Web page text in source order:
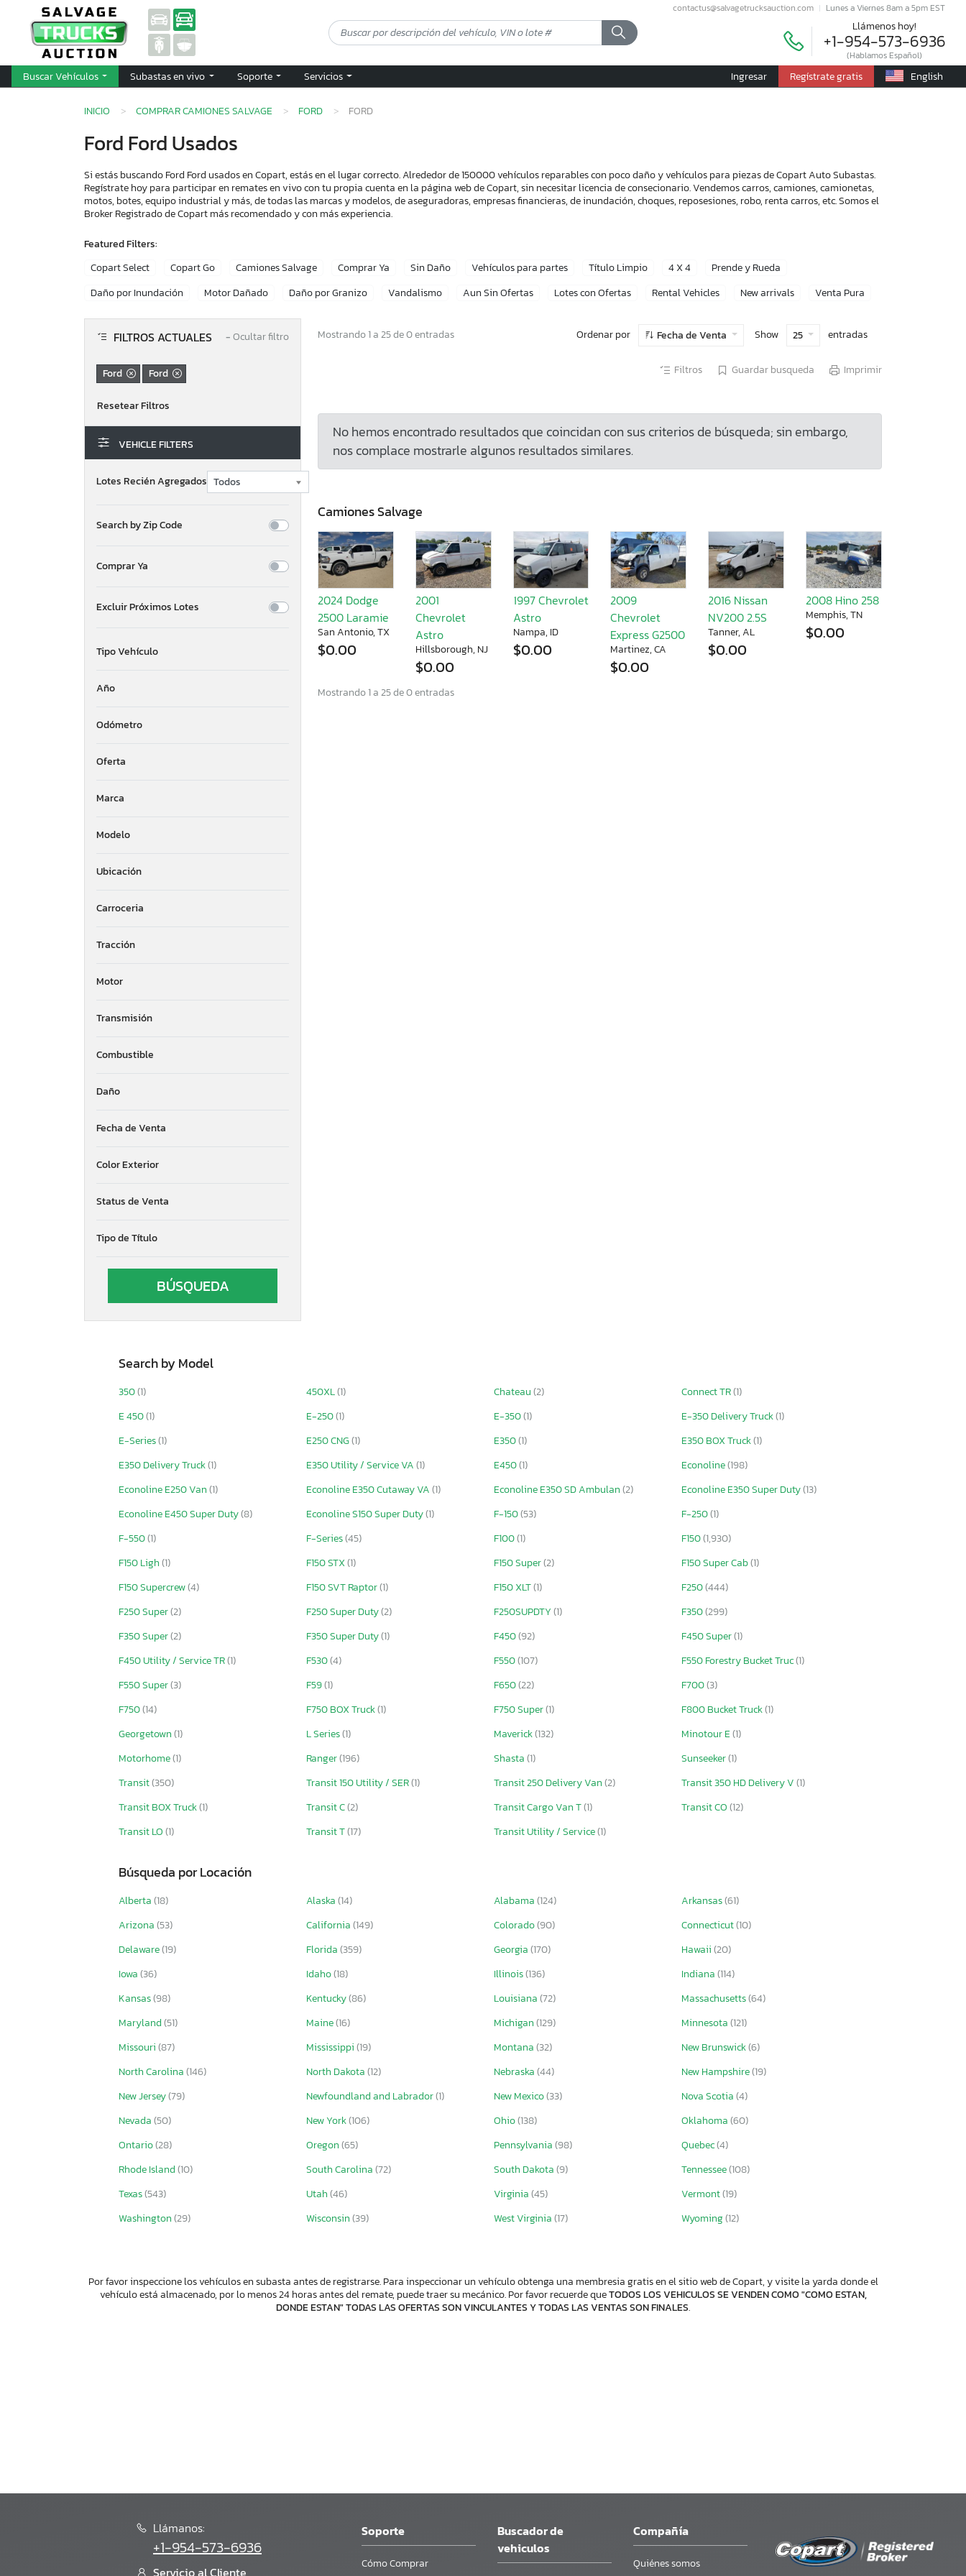
contactus@salvagetrucksauction.com Lunes a Viernes 8am a 5pm EST
Llámenos hoy!
+1-954-573-6936
(Hablamos Español)
Buscar Vehículos Subastas en vivo Soporte Servicios Ingresar Regístrate gratis English
INICIO COMPRAR CAMIONES SALVAGE FORD FORD
Ford Ford Usados
Si estás buscando Ford Ford usados en Copart, estás en el lugar correcto. Alrededor de 150000 vehículos reparables con poco daño y vehículos para piezas de Copart Auto Subastas.
Regístrate hoy para participar en remates en vivo con tu propia cuenta en la página web de Copart, sin necesitar licencia de consecionario. Vendemos carros, camiones, camionetas,
motos, botes, equipo industrial y más, de todas las marcas y modelos, de aseguradoras, empresas financieras, de inundación, choques, reposesiones, robo, renta carros, etc. Somos el
Broker Registrado de Copart más recomendado y con más experiencia.
Featured Filters:
Copart Select
Copart Go Camiones Salvage Comprar Ya Sin Daño Vehículos para partes Título Limpio 4 X 4
Prende y Rueda
Daño por Inundación
Motor Dañado Daño por Granizo Vandalismo Aun Sin Ofertas Lotes con Ofertas Rental Vehicles New arrivals Venta Pura
FILTROS ACTUALES −Ocultar filtro
Ford Ford
VEHICLE FILTERS
Lotes Recién Agregados
Search by Zip Code
Comprar Ya
Excluir Próximos Lotes
Tipo Vehículo
Año
Odómetro
Oferta
Marca
Modelo
Ubicación
Carroceria
Tracción
Motor
Transmisión
Combustible
Daño
Fecha de Venta
Color Exterior
Status de Venta
Tipo de Título
Mostrando 1 a 25 de 0 entradas Ordenar por Fecha de Venta Show 25 entradas
Filtros Guardar busqueda Imprimir
No hemos encontrado resultados que coincidan con sus criterios de búsqueda; sin embargo,
nos complace mostrarle algunos resultados similares.
Camiones Salvage
2024 Dodge
2500 Laramie
San Antonio, TX
$0.00
2001
Chevrolet
Astro
Hillsborough, NJ
$0.00
1997 Chevrolet
Astro
Nampa, ID
$0.00
2009
Chevrolet
Express G2500
Martinez, CA
$0.00
2016 Nissan
NV200 2.5S
Tanner, AL
$0.00
2008 Hino 258
Memphis, TN
$0.00
Mostrando 1 a 25 de 0 entradas
Search by Model
350(1) 450XL(1) Chateau(2) Connect TR(1)
E 450(1) E-250(1) E-350(1) E-350 Delivery Truck(1)
E-Series(1) E250 CNG(1) E350(1) E350 BOX Truck(1)
E350 Delivery Truck(1) E350 Utility / Service VA(1) E450(1) Econoline(198)
Econoline E250 Van(1) Econoline E350 Cutaway VA(1) Econoline E350 SD Ambulan(2) Econoline E350 Super Duty(13)
Econoline E450 Super Duty(8) Econoline S150 Super Duty(1) F-150(53) F-250(1)
F-550(1) F-Series(45) F100(1) F150(1,930)
F150 Ligh(1) F150 STX(1) F150 Super(2) F150 Super Cab(1)
F150 Supercrew(4) F150 SVT Raptor(1) F150 XLT(1) F250(444)
F250 Super(2) F250 Super Duty(2) F250SUPDTY(1) F350(299)
F350 Super(2) F350 Super Duty(1) F450(92) F450 Super(1)
F450 Utility / Service TR(1) F530(4) F550(107) F550 Forestry Bucket Truc(1)
F550 Super(3) F59(1) F650(22) F700(3)
F750(14) F750 BOX Truck(1) F750 Super(1) F800 Bucket Truck(1)
Georgetown(1) L Series(1) Maverick(132) Minotour E(1)
Motorhome(1) Ranger(196) Shasta(1) Sunseeker(1)
Transit(350) Transit 150 Utility / SER(1) Transit 250 Delivery Van(2) Transit 350 HD Delivery V(1)
Transit BOX Truck(1) Transit C(2) Transit Cargo Van T(1) Transit CO(12)
Transit LO(1) Transit T(17) Transit Utility / Service(1)
Búsqueda por Locación
Alberta(18) Alaska(14) Alabama(124) Arkansas(61)
Arizona(53) California(149) Colorado(90) Connecticut(10)
Delaware(19) Florida(359) Georgia(170) Hawaii(20)
Iowa(36) Idaho(18) Illinois(136) Indiana(114)
Kansas(98) Kentucky(86) Louisiana(72) Massachusetts(64)
Maryland(51) Maine(16) Michigan(129) Minnesota(121)
Missouri(87) Mississippi(19) Montana(32) New Brunswick(6)
North Carolina(146) North Dakota(12) Nebraska(44) New Hampshire(19)
New Jersey(79) Newfoundland and Labrador(1) New Mexico(33) Nova Scotia(4)
Nevada(50) New York(106) Ohio(138) Oklahoma(60)
Ontario(28) Oregon(65) Pennsylvania(98) Quebec(4)
Rhode Island(10) South Carolina(72) South Dakota(9) Tennessee(108)
Texas(543) Utah(46) Virginia(45) Vermont(19)
Washington(29) Wisconsin(39) West Virginia(17) Wyoming(12)
Por favor inspeccione los vehículos en subasta antes de registrarse. Para inspeccionar un vehículo obtenga una membresia gratis en el sitio web de Copart, y visite la yarda donde el
vehículo está almacenado, por lo menos 24 horas antes del remate, puede traer su mecánico. Por favor recuerde queTODOS LOS VEHICULOS SE VENDEN COMO "COMO ESTAN,
DONDE ESTAN" TODAS LAS OFERTAS SON VINCULANTES Y TODAS LAS VENTAS SON FINALES.
Llámanos:
+1-954-573-6936
Servicio al Cliente
Soporte
Cómo Comprar
Buscador de
vehiculos
Compañía
Quiénes somos